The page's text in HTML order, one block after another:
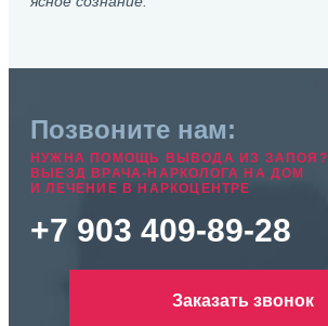
Позвоните нам:
НУЖНА ПОМОЩЬ ВЫВОДА ИЗ ЗАПОЯ?
ВЫЕЗД ВРАЧА-НАРКОЛОГА НА ДОМ
И ЛЕЧЕНИЕ В НАРКОЦЕНТРЕ
+7 903 409-89-28
Заказать звонок